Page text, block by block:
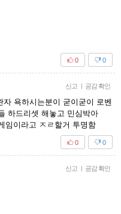
0
0
신고 | 공감 확인
욕하시는분이 굳이굳이 로벤
하드리셋 해놓고 민심박아
임이라고 ㅈㄹ할거 투명함
0
0
신고 | 공감 확인